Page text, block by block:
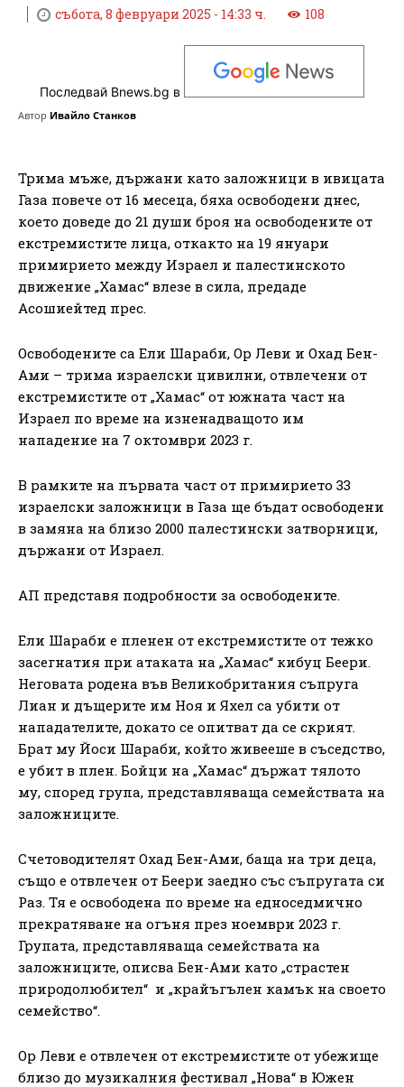
събота, 8 февруари 2025 - 14:33 ч. 108
Последвай Bnews.bg в
Автор Ивайло Станков
Трима мъже, държани като заложници в ивицата
Газа повече от 16 месеца, бяха освободени днес,
което доведе до 21 души броя на освободените от
екстремистите лица, откакто на 19 януари
примирието между Израел и палестинското
движение „Хамас“ влезе в сила, предаде
Асошиейтед прес.
Освободените са Ели Шараби, Ор Леви и Охад Бен-
Ами – трима израелски цивилни, отвлечени от
екстремистите от „Хамас“ от южната част на
Израел по време на изненадващото им
нападение на 7 октомври 2023 г.
В рамките на първата част от примирието 33
израелски заложници в Газа ще бъдат освободени
в замяна на близо 2000 палестински затворници,
държани от Израел.
АП представя подробности за освободените.
Ели Шараби е пленен от екстремистите от тежко
засегнатия при атаката на „Хамас“ кибуц Беери.
Неговата родена във Великобритания съпруга
Лиан и дъщерите им Ноя и Яхел са убити от
нападателите, докато се опитват да се скрият.
Брат му Йоси Шараби, който живееше в съседство,
е убит в плен. Бойци на „Хамас“ държат тялото
му, според група, представляваща семействата на
заложниците.
Счетоводителят Охад Бен-Ами, баща на три деца,
също е отвлечен от Беери заедно със съпругата си
Раз. Тя е освободена по време на едноседмично
прекратяване на огъня през ноември 2023 г.
Групата, представляваща семействата на
заложниците, описва Бен-Ами като „страстен
природолюбител“ и „крайъгълен камък на своето
семейство“.
Ор Леви е отвлечен от екстремистите от убежище
близо до музикалния фестивал „Нова“ в Южен